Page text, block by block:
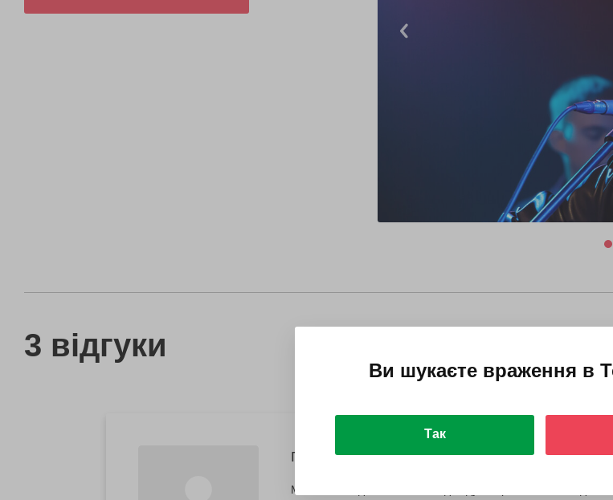
3 відгуки
Галина 5 лютого 2026
Мені все сподобалось, викладач дуже приємний, і все
Ви шукаєте враження в
Так